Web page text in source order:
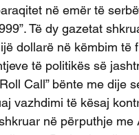
në emër të
Të dy gazetat
dollarë në këmbim
të politikës së
Call” bënte me dije
vazhdimi të kësaj
në përputhje